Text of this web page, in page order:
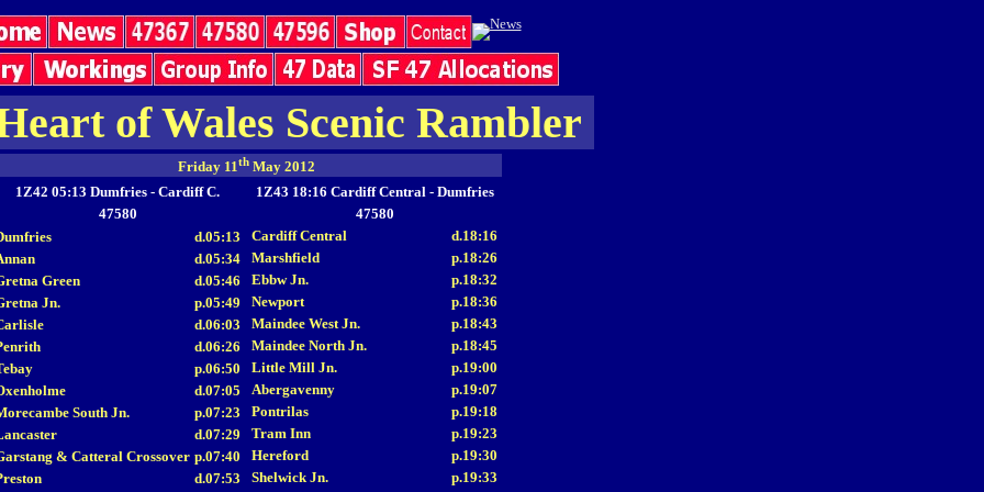
of Wales Scenic Rambler
Friday 11thMay 2012
1Z42 05:13 Dumfries - Cardiff C.
47580
d.05:13
d.05:34
Green
d.05:46
Jn.
p.05:49
d.06:03
d.06:26
p.06:50
d.07:05
South Jn.
p.07:23
d.07:29
& Catteral Crossover p.07:40
d.07:53
1Z43 18:16 Cardiff Central - Dumfries
47580
Cardiff Central
d.18:16
Marshfield
p.18:26
Ebbw Jn.
p.18:32
Newport
p.18:36
Maindee West Jn.
p.18:43
Maindee North Jn.
p.18:45
Little Mill Jn.
p.19:00
Abergavenny
p.19:07
Pontrilas
p.19:18
Tram Inn
p.19:23
Hereford
p.19:30
Shelwick Jn.
p.19:33